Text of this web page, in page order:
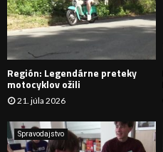
Región: Legendárne preteky
motocyklov ožili
21. júla 2026
Spravodajstvo